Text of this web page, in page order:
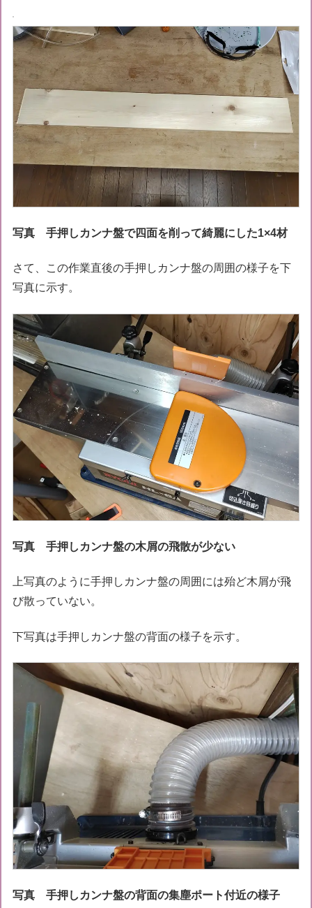
写真 手押しカンナ盤で四面を削って綺麗にした1×4材
さて、この作業直後の手押しカンナ盤の周囲の様子を下
写真に示す。
写真 手押しカンナ盤の木屑の飛散が少ない
上写真のように手押しカンナ盤の周囲には殆ど木屑が飛
び散っていない。
下写真は手押しカンナ盤の背面の様子を示す。
写真 手押しカンナ盤の背面の集塵ポート付近の様子